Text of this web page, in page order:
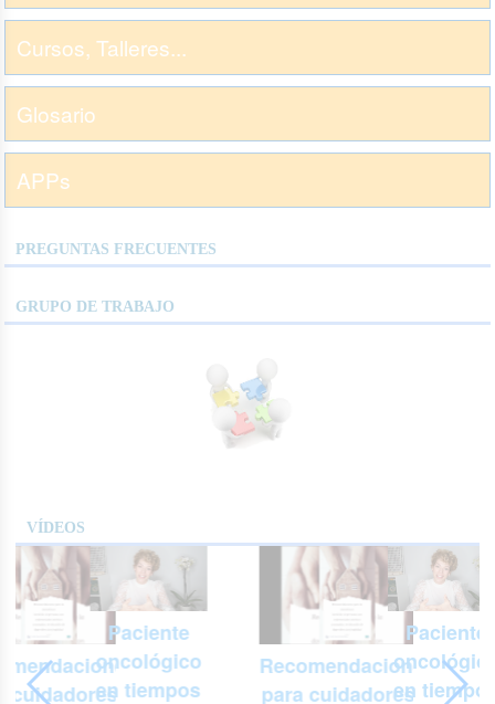
Cursos, Talleres...
Glosario
APPs
PREGUNTAS FRECUENTES
GRUPO DE TRABAJO
VÍDEOS
cuidadores y
Paciente
oncológico
en tiempos
Recomendaciones
para cuidadores y
Paciente
en